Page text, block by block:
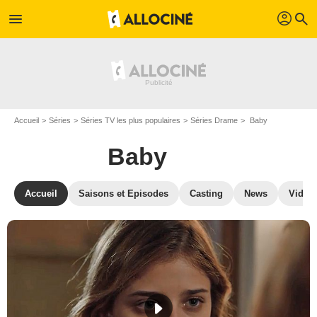
menu profil search
Accueil Séries Séries TV les plus populaires Séries Drame Baby
Baby
Accueil Saisons et Episodes Casting News